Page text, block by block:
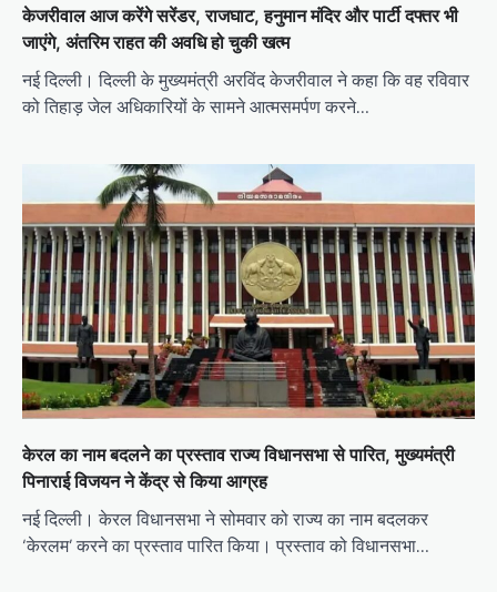
केजरीवाल आज करेंगे सरेंडर, राजघाट, हनुमान मंदिर और पार्टी दफ्तर भी
जाएंगे, अंतरिम राहत की अवधि हो चुकी खत्म
नई दिल्ली। दिल्ली के मुख्यमंत्री अरविंद केजरीवाल ने कहा कि वह रविवार
को तिहाड़ जेल अधिकारियों के सामने आत्मसमर्पण करने…
केरल का नाम बदलने का प्रस्ताव राज्य विधानसभा से पारित, मुख्यमंत्री
पिनाराई विजयन ने केंद्र से किया आग्रह
नई दिल्ली। केरल विधानसभा ने सोमवार को राज्य का नाम बदलकर
‘केरलम’ करने का प्रस्ताव पारित किया। प्रस्ताव को विधानसभा…